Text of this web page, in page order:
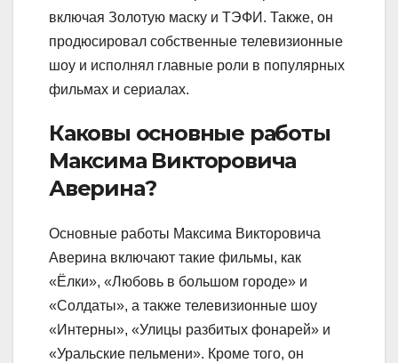
включая Золотую маску и ТЭФИ. Также, он
продюсировал собственные телевизионные
шоу и исполнял главные роли в популярных
фильмах и сериалах.
Каковы основные работы
Максима Викторовича
Аверина?
Основные работы Максима Викторовича
Аверина включают такие фильмы, как
«Ёлки», «Любовь в большом городе» и
«Солдаты», а также телевизионные шоу
«Интерны», «Улицы разбитых фонарей» и
«Уральские пельмени». Кроме того, он